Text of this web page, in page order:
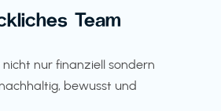
Team
nur finanziell sondern
bewusst und